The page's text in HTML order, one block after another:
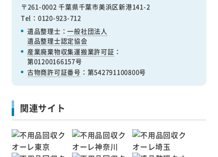
〒261-0002 千葉県千葉市美浜区新港141-2
Tel：0120-923-712
遺品整理士：一般社団法人
遺品整理士認定協会
産業廃棄物収集運搬業許可証 ：
第01200166157号
古物商許可証番号 ：第542791100800号
関連サイト